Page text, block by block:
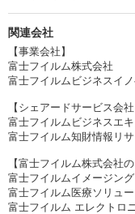
関連会社
【事業会社】
富士フイルム株式会社
富士フイルムビジネスイ
【シェアードサービス会社
富士フイルムビジネスエ
富士フイルム知財情報リ
【富士フイルム株式会社
富士フイルムイメージン
富士フイルム医療ソリュ
富士フイルム エレクトロ